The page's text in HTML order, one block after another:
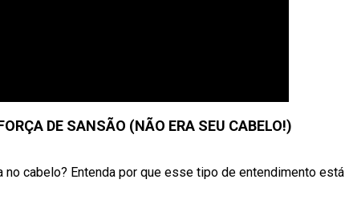
DE SANSÃO (NÃO ERA SEU CABELO!)
cabelo? Entenda por que esse tipo de entendimento está